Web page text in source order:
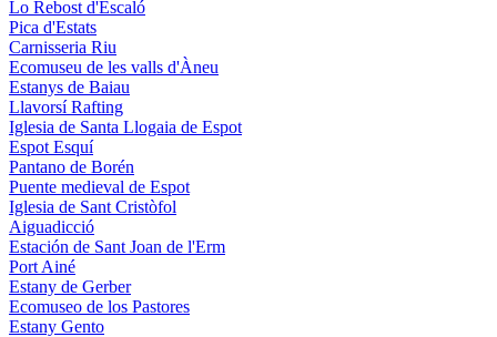
Lo Rebost d'Escaló
Pica d'Estats
Carnisseria Riu
Ecomuseu de les valls d'Àneu
Estanys de Baiau
Llavorsí Rafting
Iglesia de Santa Llogaia de Espot
Espot Esquí
Pantano de Borén
Puente medieval de Espot
Iglesia de Sant Cristòfol
Aiguadicció
Estación de Sant Joan de l'Erm
Port Ainé
Estany de Gerber
Ecomuseo de los Pastores
Estany Gento